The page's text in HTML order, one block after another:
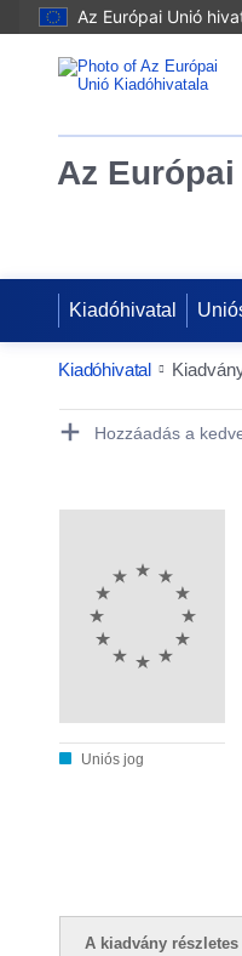
Az Európai Unió
Az
Kiadóhivatal
Kiadóhivatal
Publication
Hozzáadás a
Uniós jog
A kiadvány részletes